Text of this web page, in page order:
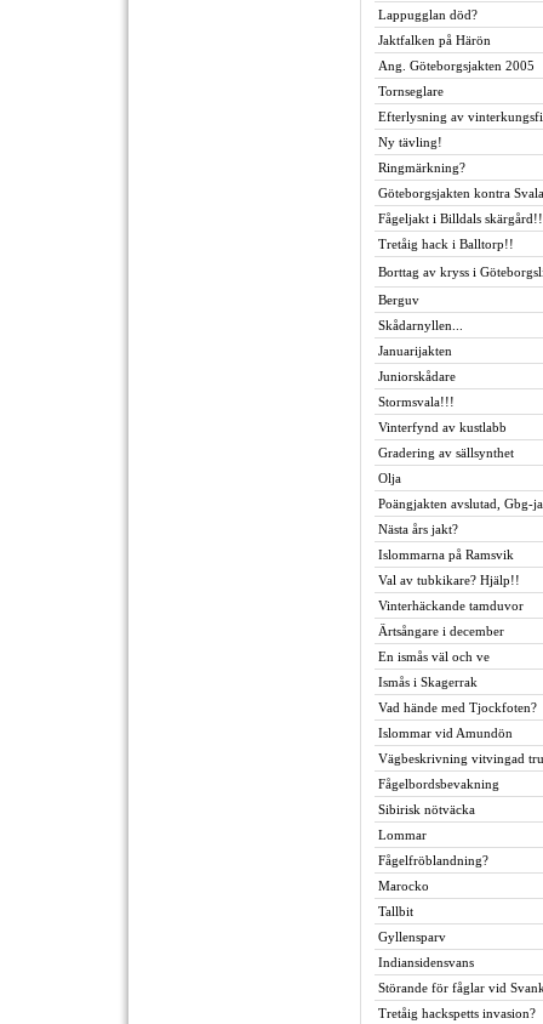
Lappugglan död?
Jaktfalken på Härön
Ang. Göteborgsjakten 2005
Tornseglare
Efterlysning av
Ny tävling!
Ringmärkning?
Göteborgsjakten kontra
Fågeljakt i Billdals
Tretåig hack i Balltorp!!
Borttag av kryss i
Berguv
Skådarnyllen...
Januarijakten
Juniorskådare
Stormsvala!!!
Vinterfynd av kustlabb
Gradering av sällsynthet
Olja
Poängjakten avslutad, Gbg-
Nästa års jakt?
Islommarna på Ramsvik
Val av tubkikare? Hjälp!!
Vinterhäckande tamduvor
Ärtsångare i december
En ismås väl och ve
Ismås i Skagerrak
Vad hände med Tjockfoten?
Islommar vid Amundön
Vägbeskrivning vitvingad
Fågelbordsbevakning
Sibirisk nötväcka
Lommar
Fågelfröblandning?
Marocko
Tallbit
Gyllensparv
Indiansidensvans
Störande för fåglar vid
Tretåig hackspetts invasion?